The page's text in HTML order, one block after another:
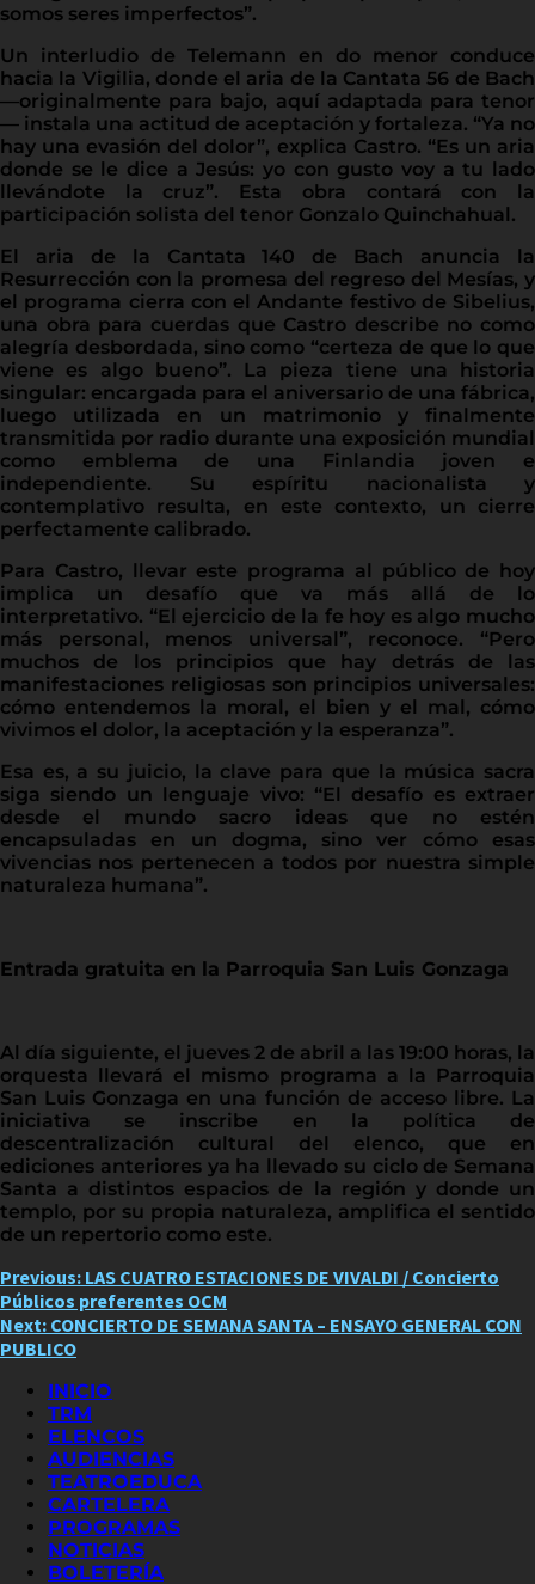
somos seres imperfectos”.
Un interludio de Telemann en do menor conduce
hacia la Vigilia, donde el aria de la Cantata 56 de Bach
—originalmente para bajo, aquí adaptada para tenor
— instala una actitud de aceptación y fortaleza. “Ya no
hay una evasión del dolor”, explica Castro. “Es un aria
donde se le dice a Jesús: yo con gusto voy a tu lado
llevándote la cruz”. Esta obra contará con la
participación solista del tenor Gonzalo Quinchahual.
El aria de la Cantata 140 de Bach anuncia la
Resurrección con la promesa del regreso del Mesías, y
el programa cierra con el Andante festivo de Sibelius,
una obra para cuerdas que Castro describe no como
alegría desbordada, sino como “certeza de que lo que
viene es algo bueno”. La pieza tiene una historia
singular: encargada para el aniversario de una fábrica,
luego utilizada en un matrimonio y finalmente
transmitida por radio durante una exposición mundial
como emblema de una Finlandia joven e
independiente. Su espíritu nacionalista y
contemplativo resulta, en este contexto, un cierre
perfectamente calibrado.
Para Castro, llevar este programa al público de hoy
implica un desafío que va más allá de lo
interpretativo. “El ejercicio de la fe hoy es algo mucho
más personal, menos universal”, reconoce. “Pero
muchos de los principios que hay detrás de las
manifestaciones religiosas son principios universales:
cómo entendemos la moral, el bien y el mal, cómo
vivimos el dolor, la aceptación y la esperanza”.
Esa es, a su juicio, la clave para que la música sacra
siga siendo un lenguaje vivo: “El desafío es extraer
desde el mundo sacro ideas que no estén
encapsuladas en un dogma, sino ver cómo esas
vivencias nos pertenecen a todos por nuestra simple
naturaleza humana”.
Entrada gratuita en la Parroquia San Luis Gonzaga
Al día siguiente, el jueves 2 de abril a las 19:00 horas, la
orquesta llevará el mismo programa a la Parroquia
San Luis Gonzaga en una función de acceso libre. La
iniciativa se inscribe en la política de
descentralización cultural del elenco, que en
ediciones anteriores ya ha llevado su ciclo de Semana
Santa a distintos espacios de la región y donde un
templo, por su propia naturaleza, amplifica el sentido
de un repertorio como este.
Post
navigation
Previous: LAS CUATRO ESTACIONES DE VIVALDI / Concierto
Públicos preferentes OCM
Next: CONCIERTO DE SEMANA SANTA – ENSAYO GENERAL CON
PUBLICO
INICIO
TRM
ELENCOS
AUDIENCIAS
TEATROEDUCA
CARTELERA
PROGRAMAS
NOTICIAS
BOLETERÍA